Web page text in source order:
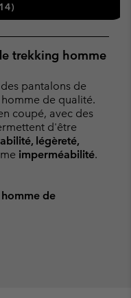
trekking homme
pantalons de
de qualité.
coupé, avec des
d'être
légèreté,
imperméabilité.
de